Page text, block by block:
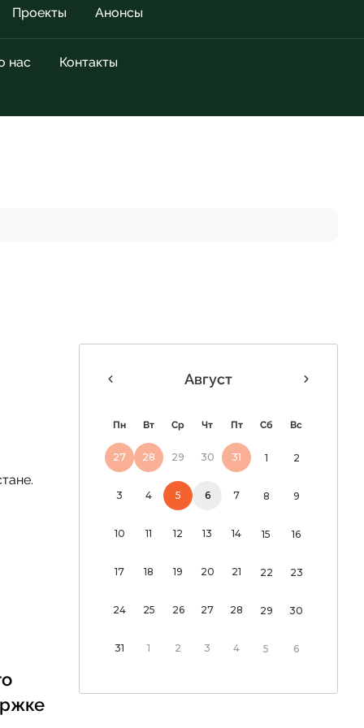
Проекты Анонсы
нас Контакты
Август
Пн Вт Ср Чт Пт Сб Вс
27 28 29 30 31 1 2
3 4 5 6 7 8 9
10 11 12 13 14 15 16
17 18 19 20 21 22 23
24 25 26 27 28 29 30
31 1 2 3 4 5 6
нужен не